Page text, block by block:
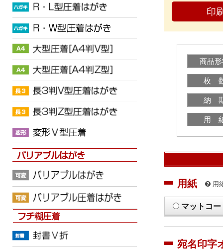
印
商品
枚
納
用
用紙 用
マットコー
宛名印字